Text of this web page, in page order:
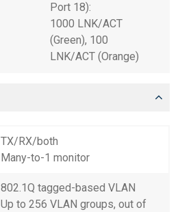
Port 18):
1000 LNK/ACT
(Green), 100
LNK/ACT (Orange)
TX/RX/both
Many-to-1 monitor
802.1Q tagged-based VLAN
Up to 256 VLAN groups, out of